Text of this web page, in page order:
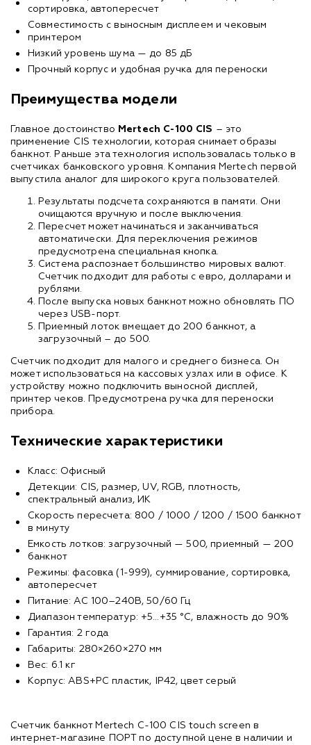
сортировка, автопересчет
Совместимость с выносным дисплеем и чековым
принтером
Низкий уровень шума — до 85 дБ
Прочный корпус и удобная ручка для переноски
Преимущества модели
Главное достоинство Mertech C-100 CIS – это
применение CIS технологии, которая снимает образы
банкнот. Раньше эта технология использовалась только в
счетчиках банковского уровня. Компания Mertech первой
выпустила аналог для широкого круга пользователей.
Результаты подсчета сохраняются в памяти. Они
очищаются вручную и после выключения.
Пересчет может начинаться и заканчиваться
автоматически. Для переключения режимов
предусмотрена специальная кнопка.
Система распознает большинство мировых валют.
Счетчик подходит для работы с евро, долларами и
рублями.
После выпуска новых банкнот можно обновлять ПО
через USB-порт.
Приемный лоток вмещает до 200 банкнот, а
загрузочный – до 500.
Счетчик подходит для малого и среднего бизнеса. Он
может использоваться на кассовых узлах или в офисе. К
устройству можно подключить выносной дисплей,
принтер чеков. Предусмотрена ручка для переноски
прибора.
Технические характеристики
Класс: Офисный
Детекции: CIS, размер, UV, RGB, плотность,
спектральный анализ, ИК
Скорость пересчета: 800 / 1000 / 1200 / 1500 банкнот
в минуту
Емкость лотков: загрузочный — 500, приемный — 200
банкнот
Режимы: фасовка (1-999), суммирование, сортировка,
автопересчет
Питание: AC 100–240В, 50/60 Гц
Диапазон температур: +5…+35 °C, влажность до 90%
Гарантия: 2 года
Габариты: 280×260×270 мм
Вес: 6.1 кг
Корпус: ABS+PC пластик, IP42, цвет серый
Счетчик банкнот Mertech C-100 CIS touch screen в
интернет-магазине ПОРТ по доступной цене в наличии и